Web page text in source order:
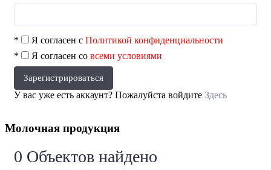
* Я согласен с Политикой конфиденциальности
*
Я согласен со всеми условиями
Зарегистрироваться
У вас уже есть аккаунт? Пожалуйста войдите Здесь
Молочная продукция
0 Объектов найдено